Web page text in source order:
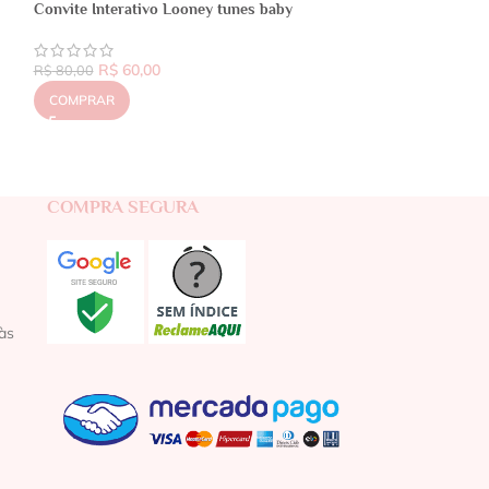
Convite Interativo Looney tunes baby
R$80,00 R$60,00
COMPRAR
COMPRA SEGURA